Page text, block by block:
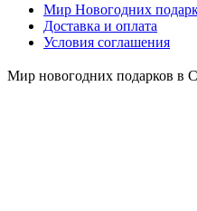
Мир Новогодних
Доставка и оплата
Условия соглашения
Мир новогодних подарков в